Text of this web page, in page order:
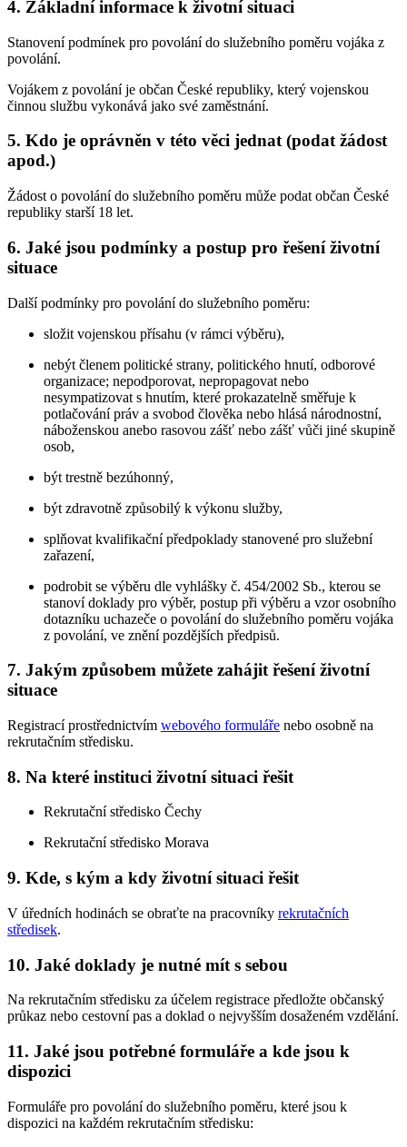
4. Základní informace k životní situaci
Stanovení podmínek pro povolání do služebního poměru vojáka z
povolání.
Vojákem z povolání je občan České republiky, který vojenskou
činnou službu vykonává jako své zaměstnání.
5. Kdo je oprávněn v této věci jednat (podat žádost
apod.)
Žádost o povolání do služebního poměru může podat občan České
republiky starší 18 let.
6. Jaké jsou podmínky a postup pro řešení životní
situace
Další podmínky pro povolání do služebního poměru:
složit vojenskou přísahu (v rámci výběru),
nebýt členem politické strany, politického hnutí, odborové
organizace; nepodporovat, nepropagovat nebo
nesympatizovat s hnutím, které prokazatelně směřuje k
potlačování práv a svobod člověka nebo hlásá národnostní,
náboženskou anebo rasovou zášť nebo zášť vůči jiné skupině
osob,
být trestně bezúhonný,
být zdravotně způsobilý k výkonu služby,
splňovat kvalifikační předpoklady stanovené pro služební
zařazení,
podrobit se výběru dle vyhlášky č. 454/2002 Sb., kterou se
stanoví doklady pro výběr, postup při výběru a vzor osobního
dotazníku uchazeče o povolání do služebního poměru vojáka
z povolání, ve znění pozdějších předpisů.
7. Jakým způsobem můžete zahájit řešení životní
situace
Registrací prostřednictvím webového formuláře nebo osobně na
rekrutačním středisku.
8. Na které instituci životní situaci řešit
Rekrutační středisko Čechy
Rekrutační středisko Morava
9. Kde, s kým a kdy životní situaci řešit
V úředních hodinách se obraťte na pracovníky rekrutačních
středisek.
10. Jaké doklady je nutné mít s sebou
Na rekrutačním středisku za účelem registrace předložte občanský
průkaz nebo cestovní pas a doklad o nejvyšším dosaženém vzdělání.
11. Jaké jsou potřebné formuláře a kde jsou k
dispozici
Formuláře pro povolání do služebního poměru, které jsou k
dispozici na každém rekrutačním středisku: